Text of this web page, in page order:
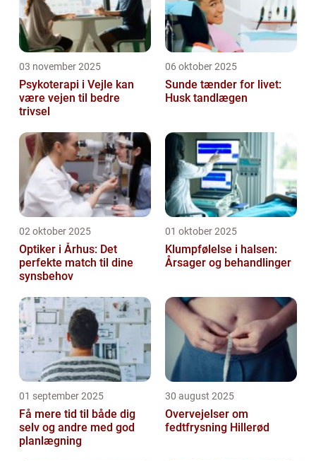
03 november 2025
Psykoterapi i Vejle kan
være vejen til bedre
trivsel
06 oktober 2025
Sunde tænder for livet:
Husk tandlægen
02 oktober 2025
Optiker i Århus: Det
perfekte match til dine
synsbehov
01 oktober 2025
Klumpfølelse i halsen:
Årsager og behandlinger
01 september 2025
Få mere tid til både dig
selv og andre med god
planlægning
30 august 2025
Overvejelser om
fedtfrysning Hillerød